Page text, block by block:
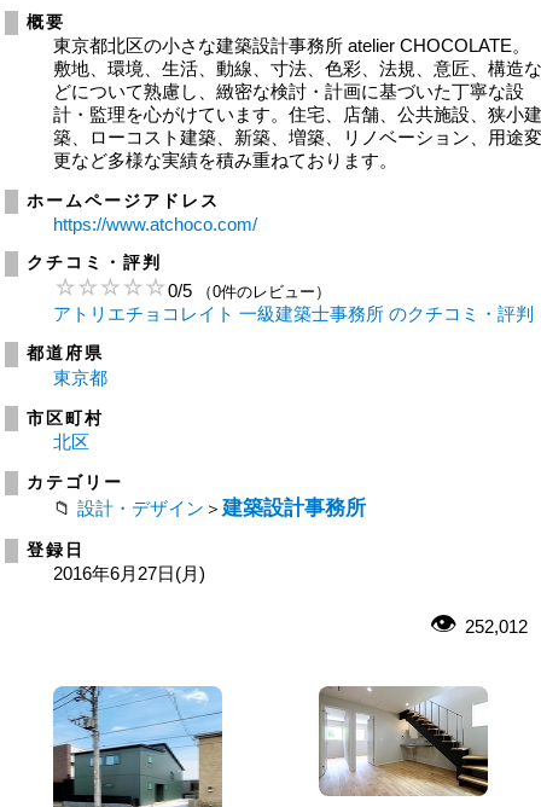
概要
東京都北区の小さな建築設計事務所 atelier CHOCOLATE。
敷地、環境、生活、動線、寸法、色彩、法規、意匠、構造
どについて熟慮し、緻密な検討・計画に基づいた丁寧な設
計・監理を心がけています。住宅、店舗、公共施設、狭小
築、ローコスト建築、新築、増築、リノベーション、用途
更など多様な実績を積み重ねております。
ホームページアドレス
https://www.atchoco.com/
クチコミ・評判
0/5 （0件のレビュー）
アトリエチョコレイト 一級建築士事務所 のクチコミ・評判
都道府県
東京都
市区町村
北区
カテゴリー
設計・デザイン ＞ 建築設計事務所
登録日
2016年6月27日(月)
252,012